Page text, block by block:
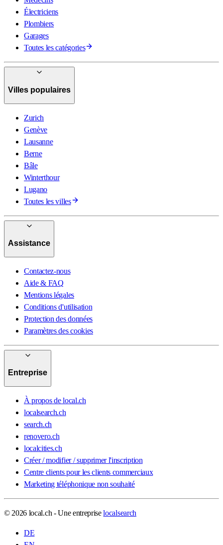
Électriciens
Plombiers
Garages
Toutes les catégories
Villes populaires
Zurich
Genève
Lausanne
Berne
Bâle
Winterthour
Lugano
Toutes les villes
Assistance
Contactez-nous
Aide & FAQ
Mentions légales
Conditions d'utilisation
Protection des données
Paramètres des cookies
Entreprise
À propos de local.ch
localsearch.ch
search.ch
renovero.ch
localcities.ch
Créer / modifier / supprimer l'inscription
Centre clients pour les clients commerciaux
Marketing téléphonique non souhaité
© 2026 local.ch - Une entrepriselocalsearch
DE